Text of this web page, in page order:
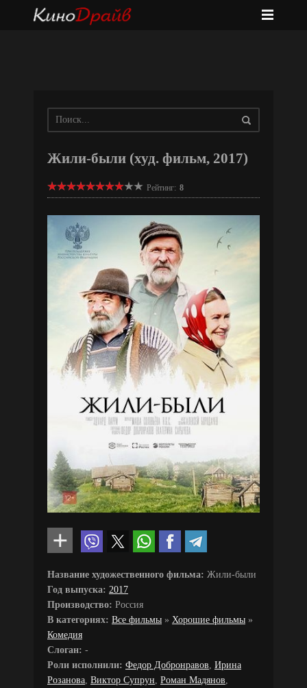
Жили-были (худ. фильм, 2017)
Рейтинг: 8
Название художественного фильма: Жили-были
Год выпуска: 2017
Производство: Россия
В категориях: Все фильмы » Хорошие фильмы »
Комедия
Слоган: -
Роли исполнили: Федор Добронравов, Ирина
Розанова, Виктор Супрун, Роман Мадянов,